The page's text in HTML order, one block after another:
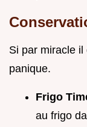
Si par miracle
panique.
Frigo
au frigo